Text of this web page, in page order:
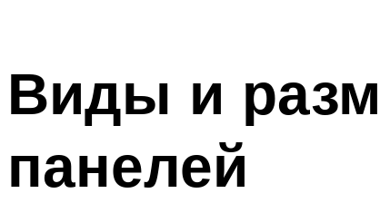
Виды и
панелей